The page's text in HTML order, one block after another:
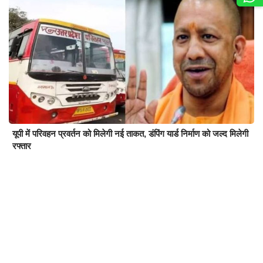
यूपी में परिवहन प्रवर्तन को मिलेगी नई ताकत, डंपिंग यार्ड निर्माण को जल्द मिलेगी
रफ्तार